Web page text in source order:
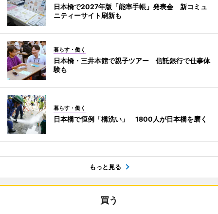
日本橋で2027年版「能率手帳」発表会 新コミュ
ニティーサイト刷新も
暮らす・働く
日本橋・三井本館で親子ツアー 信託銀行で仕事体
験も
暮らす・働く
日本橋で恒例「橋洗い」 1800人が日本橋を磨く
もっと見る
買う